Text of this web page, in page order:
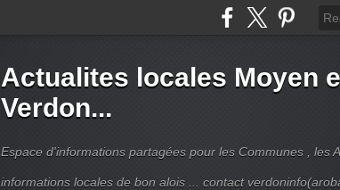
Actualites locales Moyen
Verdon...
Espace d'informations partagées pour les Communes , les
informations locales de bon alois ... contact